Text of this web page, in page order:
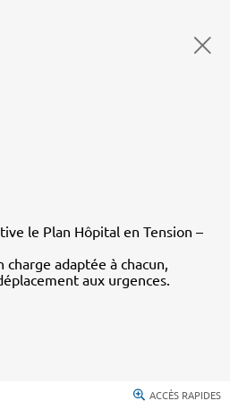
le Plan Hôpital en Tension –
adaptée à chacun,
aux urgences.
ACCÈS RAPIDES